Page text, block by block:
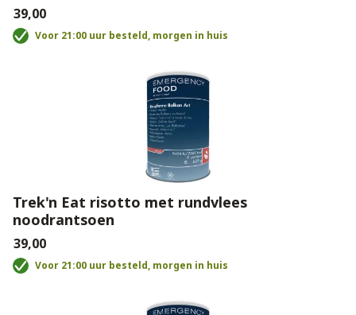
€39,00
Voor 21:00 uur besteld, morgen in huis
Trek'n Eat risotto met rundvlees
noodrantsoen
€39,00
Voor 21:00 uur besteld, morgen in huis